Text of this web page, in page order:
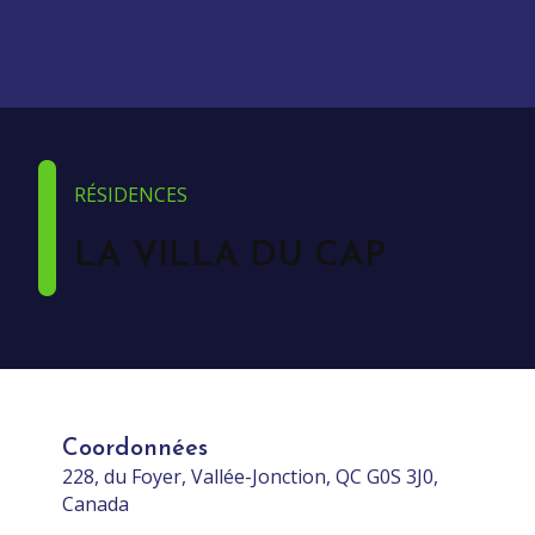
RÉSIDENCES
LA VILLA DU CAP
Coordonnées
228, du Foyer, Vallée-Jonction, QC G0S 3J0,
Canada